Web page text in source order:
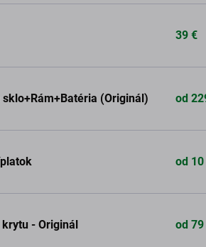
39 €
(Originál) od
od
- Originál od